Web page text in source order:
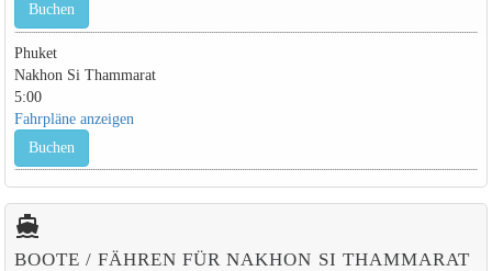
Buchen
Phuket
Nakhon Si Thammarat
5:00
Fahrpläne anzeigen
Buchen
directions_boat
BOOTE / FÄHREN FÜR NAKHON SI THAMMARAT